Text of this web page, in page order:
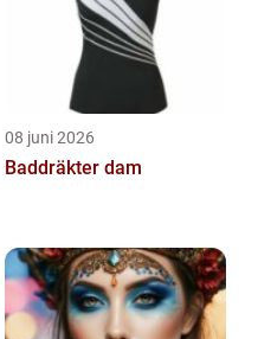
08 juni 2026
Baddräkter dam